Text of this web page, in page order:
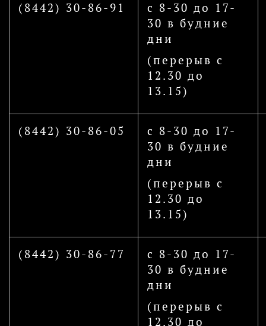
(8442) 30-86-91
с 8-30 до 17-
30 в будние
дни
(перерыв с
12.30 до
13.15)
(8442) 30-86-05
с 8-30 до 17-
30 в будние
дни
(перерыв с
12.30 до
13.15)
(8442) 30-86-77
с 8-30 до 17-
30 в будние
дни
(перерыв с
12.30 до